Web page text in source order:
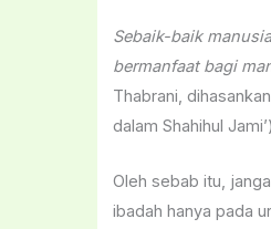
Sebaik-baik
bermanfaat bagi
Thabrani,
dalam Shahihul
Oleh sebab itu,
ibadah hanya pada